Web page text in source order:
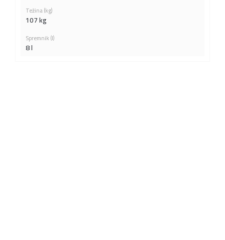
Težina (kg)
107 kg
Spremnik (l)
8 l